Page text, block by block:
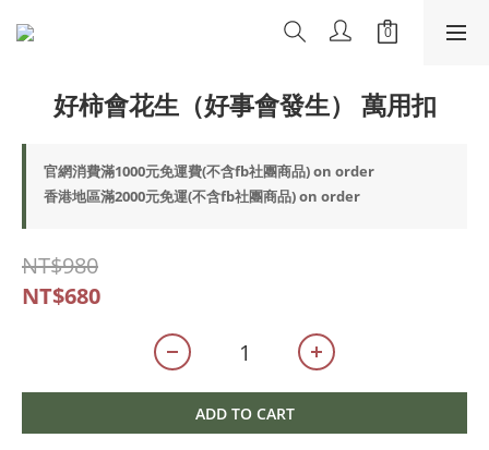
好柿會花生（好事會發生） 萬用扣
官網消費滿1000元免運費(不含fb社團商品) on order
香港地區滿2000元免運(不含fb社團商品) on order
NT$980
NT$680
ADD TO CART